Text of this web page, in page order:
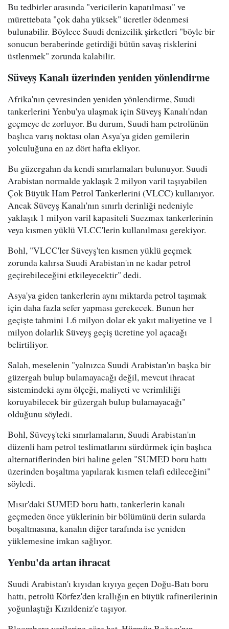
Bu tedbirler arasında "vericilerin kapatılması" ve
mürettebata "çok daha yüksek" ücretler ödenmesi
bulunabilir. Böylece Suudi denizcilik şirketleri "böyle bir
sonucun beraberinde getirdiği bütün savaş risklerini
üstlenmek" zorunda kalabilir.
Süveyş Kanalı üzerinden yeniden yönlendirme
Afrika'nın çevresinden yeniden yönlendirme, Suudi
tankerlerini Yenbu'ya ulaşmak için Süveyş Kanalı'ndan
geçmeye de zorluyor. Bu durum, Suudi ham petrolünün
başlıca varış noktası olan Asya'ya giden gemilerin
yolculuğuna en az dört hafta ekliyor.
Bu güzergahın da kendi sınırlamaları bulunuyor. Suudi
Arabistan normalde yaklaşık 2 milyon varil taşıyabilen
Çok Büyük Ham Petrol Tankerlerini (VLCC) kullanıyor.
Ancak Süveyş Kanalı'nın sınırlı derinliği nedeniyle
yaklaşık 1 milyon varil kapasiteli Suezmax tankerlerinin
veya kısmen yüklü VLCC'lerin kullanılması gerekiyor.
Bohl, "VLCC'ler Süveyş'ten kısmen yüklü geçmek
zorunda kalırsa Suudi Arabistan'ın ne kadar petrol
geçirebileceğini etkileyecektir" dedi.
Asya'ya giden tankerlerin aynı miktarda petrol taşımak
için daha fazla sefer yapması gerekecek. Bunun her
geçişte tahmini 1.6 milyon dolar ek yakıt maliyetine ve 1
milyon dolarlık Süveyş geçiş ücretine yol açacağı
belirtiliyor.
Salah, meselenin "yalnızca Suudi Arabistan'ın başka bir
güzergah bulup bulamayacağı değil, mevcut ihracat
sistemindeki aynı ölçeği, maliyeti ve verimliliği
koruyabilecek bir güzergah bulup bulamayacağı"
olduğunu söyledi.
Bohl, Süveyş'teki sınırlamaların, Suudi Arabistan'ın
düzenli ham petrol teslimatlarını sürdürmek için başlıca
alternatiflerinden biri haline gelen "SUMED boru hattı
üzerinden boşaltma yapılarak kısmen telafi edileceğini"
söyledi.
Mısır'daki SUMED boru hattı, tankerlerin kanalı
geçmeden önce yüklerinin bir bölümünü derin sularda
boşaltmasına, kanalın diğer tarafında ise yeniden
yüklemesine imkan sağlıyor.
Yenbu'da artan ihracat
Suudi Arabistan'ı kıyıdan kıyıya geçen Doğu-Batı boru
hattı, petrolü Körfez'den krallığın en büyük rafinerilerinin
yoğunlaştığı Kızıldeniz'e taşıyor.